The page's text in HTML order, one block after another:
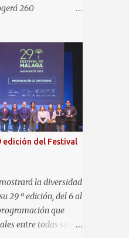
260
TV, etc) y una gran
y actividades
públicos y un nuevo
en la playa de la
el certamen
de nuevo en punto
en español en
incluye 22
7
hay que sumar 21
5 latinas) en
incluida la
edición del Festival
la diversidad
29 ª edición, del 6 al
que
entre todas sus